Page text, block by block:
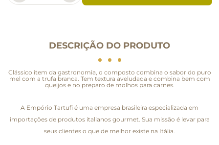
DESCRIÇÃO DO PRODUTO
Clássico item da gastronomia, o composto combina o sabor do puro
mel com a trufa branca. Tem textura aveludada e combina bem com
queijos e no preparo de molhos para carnes.
A Empório Tartufi é uma empresa brasileira especializada em
importações de produtos italianos gourmet. Sua missão é levar para
seus clientes o que de melhor existe na Itália.